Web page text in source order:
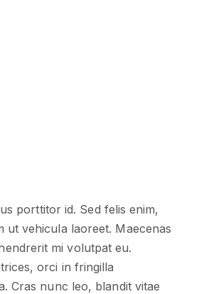
porttitor id. Sed felis enim,
ut vehicula laoreet. Maecenas
mi volutpat eu.
orci in fringilla
Cras nunc leo, blandit vitae